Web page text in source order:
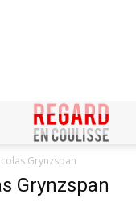
Grynzspan
Grynzspan